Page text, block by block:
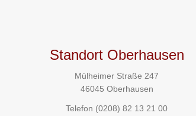
Standort Oberhausen
Mülheimer Straße 247
46045 Oberhausen
Telefon (0208) 82 13 21 00